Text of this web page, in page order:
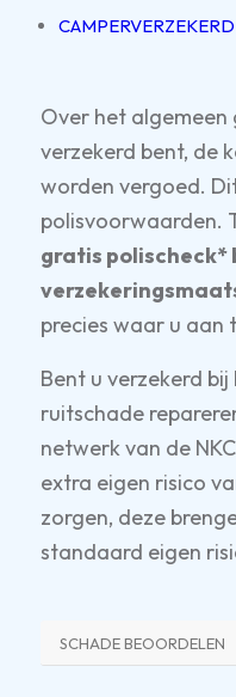
CAMPERVERZEKERD
Over het
verzekerd bent, de
worden vergoed.
polisvoorwaarden.
gratis polischeck*
precies waar u aan
Bent u verzekerd
ruitschade
netwerk van de
extra eigen risico
zorgen, deze
standaard eigen
SCHADE BEOORDELEN